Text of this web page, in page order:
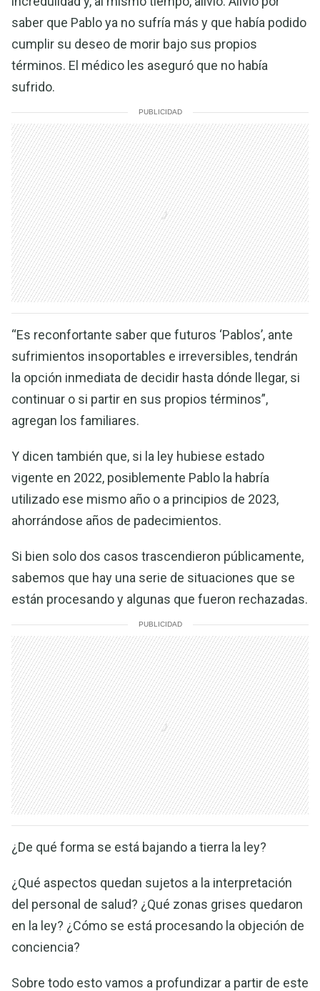
saber que Pablo ya no sufría más y que había podido
cumplir su deseo de morir bajo sus propios
términos. El médico les aseguró que no había
sufrido.
PUBLICIDAD
“Es reconfortante saber que futuros ‘Pablos’, ante
sufrimientos insoportables e irreversibles, tendrán
la opción inmediata de decidir hasta dónde llegar, si
continuar o si partir en sus propios términos”,
agregan los familiares.
Y dicen también que, si la ley hubiese estado
vigente en 2022, posiblemente Pablo la habría
utilizado ese mismo año o a principios de 2023,
ahorrándose años de padecimientos.
Si bien solo dos casos trascendieron públicamente,
sabemos que hay una serie de situaciones que se
están procesando y algunas que fueron rechazadas.
PUBLICIDAD
¿De qué forma se está bajando a tierra la ley?
¿Qué aspectos quedan sujetos a la interpretación
del personal de salud? ¿Qué zonas grises quedaron
en la ley? ¿Cómo se está procesando la objeción de
conciencia?
Sobre todo esto vamos a profundizar a partir de este